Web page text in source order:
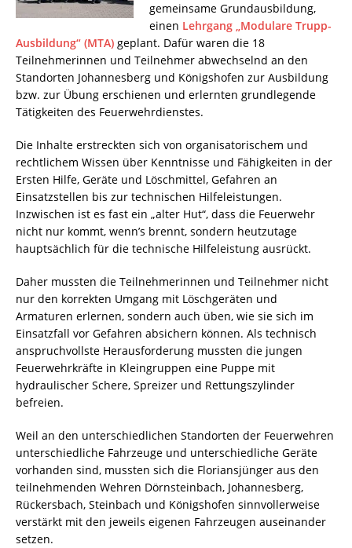
gemeinsame Grundausbildung,
einen Lehrgang „Modulare Trupp-
Ausbildung“ (MTA) geplant. Dafür waren die 18
Teilnehmerinnen und Teilnehmer abwechselnd an den
Standorten Johannesberg und Königshofen zur Ausbildung
bzw. zur Übung erschienen und erlernten grundlegende
Tätigkeiten des Feuerwehrdienstes.
Die Inhalte erstreckten sich von organisatorischem und
rechtlichem Wissen über Kenntnisse und Fähigkeiten in der
Ersten Hilfe, Geräte und Löschmittel, Gefahren an
Einsatzstellen bis zur technischen Hilfeleistungen.
Inzwischen ist es fast ein „alter Hut“, dass die Feuerwehr
nicht nur kommt, wenn’s brennt, sondern heutzutage
hauptsächlich für die technische Hilfeleistung ausrückt.
Daher mussten die Teilnehmerinnen und Teilnehmer nicht
nur den korrekten Umgang mit Löschgeräten und
Armaturen erlernen, sondern auch üben, wie sie sich im
Einsatzfall vor Gefahren absichern können. Als technisch
anspruchvollste Herausforderung mussten die jungen
Feuerwehrkräfte in Kleingruppen eine Puppe mit
hydraulischer Schere, Spreizer und Rettungszylinder
befreien.
Weil an den unterschiedlichen Standorten der Feuerwehren
unterschiedliche Fahrzeuge und unterschiedliche Geräte
vorhanden sind, mussten sich die Floriansjünger aus den
teilnehmenden Wehren Dörnsteinbach, Johannesberg,
Rückersbach, Steinbach und Königshofen sinnvollerweise
verstärkt mit den jeweils eigenen Fahrzeugen auseinander
setzen.